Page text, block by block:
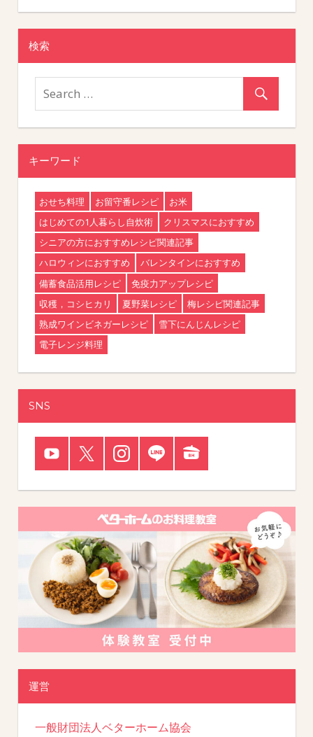
検索
キーワード
おせち料理 お留守番レシピ
お米
はじめての1人暮らし自炊術
クリスマスにおすすめ
シニアの方におすすめレシピ関連記事
ハロウィンにおすすめ
バレンタインにおすすめ
備蓄食品活用レシピ
免疫力アップレシピ
収穫，コシヒカリ
夏野菜レシピ
梅レシピ関連記事
熟成ワインビネガーレシピ
雪下にんじんレシピ
電子レンジ料理
SNS
運営
一般財団法人ベターホーム協会